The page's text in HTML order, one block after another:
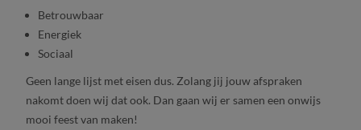
Betrouwbaar
Energiek
Sociaal
Geen lange lijst met eisen dus. Zolang jij jouw afspraken
nakomt doen wij dat ook. Dan gaan wij er samen een onwijs
mooi feest van maken!